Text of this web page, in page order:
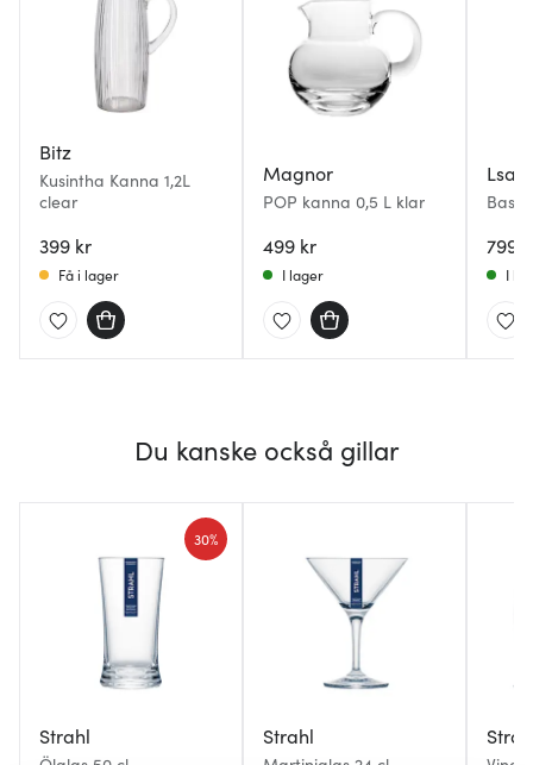
Bitz
Kusintha Kanna 1,2L
clear
399 kr
Få i lager
Magnor
POP kanna 0,5 L klar
499 kr
I lager
Lsa
Basis
799
I
Du kanske också gillar
Strahl
30%
Strahl